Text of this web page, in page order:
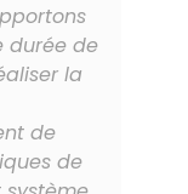
durée de
la
de
de